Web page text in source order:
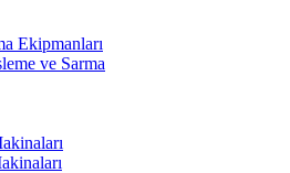
Ekipmanları
ve Sarma